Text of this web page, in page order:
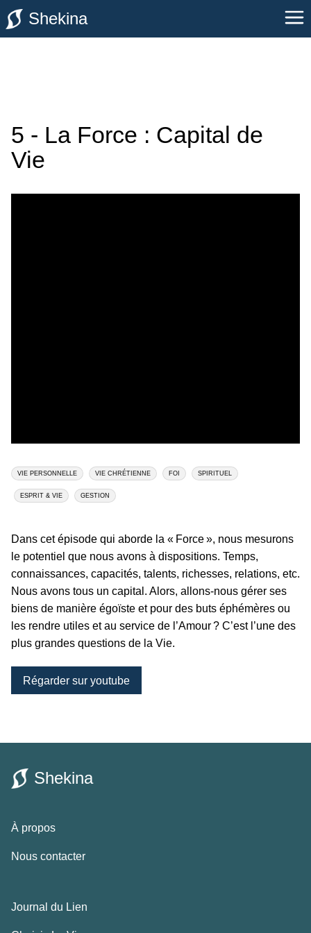
Shekina
5 - La Force : Capital de
Vie
VIE PERSONNELLE VIE CHRÉTIENNE FOI SPIRITUEL
ESPRIT & VIE GESTION
Dans cet épisode qui aborde la « Force », nous mesurons
le potentiel que nous avons à dispositions. Temps,
connaissances, capacités, talents, richesses, relations, etc.
Nous avons tous un capital. Alors, allons-nous gérer ses
biens de manière égoïste et pour des buts éphémères ou
les rendre utiles et au service de l’Amour ? C’est l’une des
plus grandes questions de la Vie.
Régarder sur youtube
Shekina
À propos
Nous contacter
Journal du Lien